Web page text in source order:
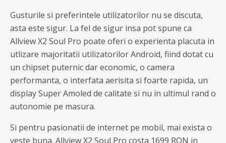
Gusturile si preferintele utilizatorilor nu se discuta,
asta este sigur. La fel de sigur insa pot spune ca
Allview X2 Soul Pro poate oferi o experienta placuta in
utlizare majoritatii utilizatorilor Android, fiind dotat cu
un chipset puternic dar economic, o camera
performanta, o interfata aerisita si foarte rapida, un
display Super Amoled de calitate si nu in ultimul rand o
autonomie pe masura.
Si pentru pasionatii de internet pe mobil, mai exista o
veste buna. Allview X2 Soul Pro costa 1699 RON in